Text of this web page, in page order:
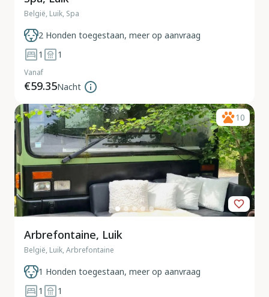
België, Luik, Spa
2 Honden toegestaan, meer op aanvraag
1
1
Vanaf
€59.35Nacht
10
Arbrefontaine, Luik
België, Luik, Arbrefontaine
1 Honden toegestaan, meer op aanvraag
1
1